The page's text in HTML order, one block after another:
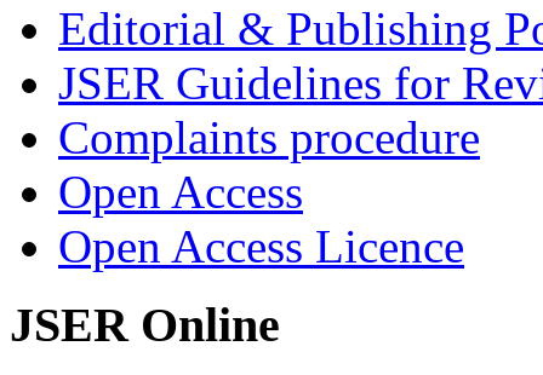
Editorial & Publishing
JSER Guidelines for
Complaints procedure
Open Access
Open Access Licence
JSER Online